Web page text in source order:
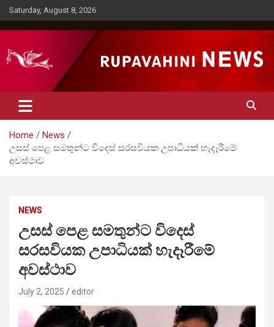
Skip
to
content
Saturday, August 8, 2026
Rupavahini News
Home
News
උසස් පෙළ සමතුන්ට විදෙස් සරසවියක උපාධියක් හැදෑරීමේ
අවස්ථාව
NEWS
උසස් පෙළ සමතුන්ට විදෙස්
සරසවියක උපාධියක් හැදෑරීමේ
අවස්ථාව
July 2, 2025 editor